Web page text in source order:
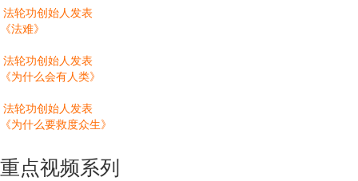
法轮功创始人发表
《法难》
法轮功创始人发表
《为什么会有人类》
法轮功创始人发表
《为什么要救度众生》
重点视频系列